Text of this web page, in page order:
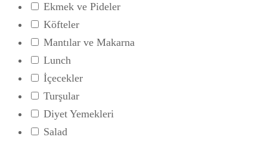
Ekmek ve Pideler
Köfteler
Mantılar ve Makarna
Lunch
İçecekler
Turşular
Diyet Yemekleri
Salad